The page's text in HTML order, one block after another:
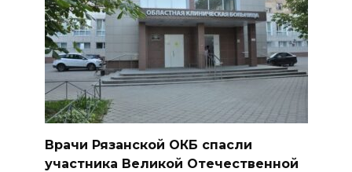
Врачи Рязанской ОКБ спасли
участника Великой Отечественной